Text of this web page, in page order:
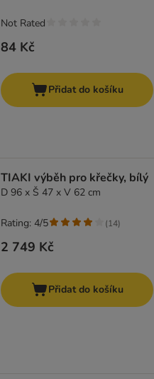
84 Kč
Not Rated
Přidat do košíku
TIAKI výběh pro křečky, bílý
D 96 x Š 47 x V 62 cm
2 749 Kč
Rating: 4/5 (14)
Přidat do košíku